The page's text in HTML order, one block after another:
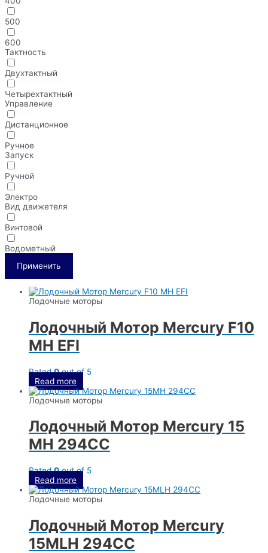
500
600
Тактность
Двухтактный
Четырехтактный
Управление
Дистанционное
Ручное
Запуск
Ручной
Электро
Вид движетеля
Винтовой
Водометный
Применить
Лодочные моторы
Лодочный Мотор Mercury F10
MH EFI
Rated0out of 5
Read more
Лодочные моторы
Лодочный Мотор Mercury 15
MH 294CC
Rated0out of 5
Read more
Лодочные моторы
Лодочный Мотор Mercury
15MLH 294CC